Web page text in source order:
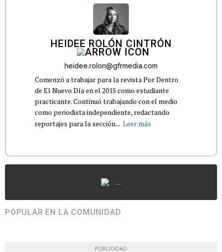
HEIDEE ROLÓN CINTRÓN
heidee.rolon@gfrmedia.com
Comenzó a trabajar para la revista Por Dentro
de El Nuevo Día en el 2015 como estudiante
practicante. Continuó trabajando con el medio
como periodista independiente, redactando
reportajes para la sección... Leer más
...
POPULAR EN LA COMUNIDAD
PUBLICIDAD